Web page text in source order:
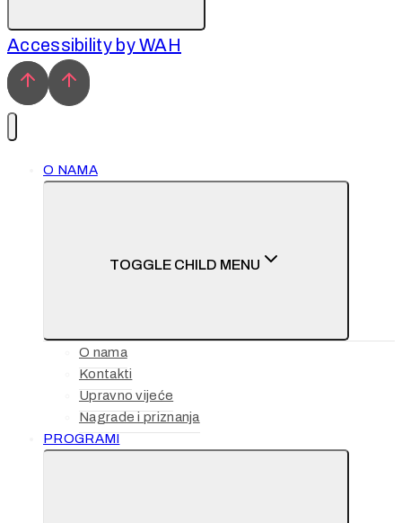
Accessibility by WAH
O NAMA
TOGGLE CHILD MENU
O nama
Kontakti
Upravno vijeće
Nagrade i priznanja
PROGRAMI